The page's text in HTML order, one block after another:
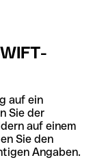
auf ein
Sie der
auf einem
Sie den
Angaben.